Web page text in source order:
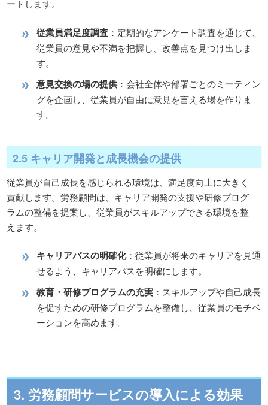
ートします。
従業員満足度調査 ：定期的なアンケート調査を通じて、
従業員の意見や不満を把握し、改善点を見つけ出しま
す。
意見交換の場の提供 ：会社全体や部署ごとのミーティン
グを企画し、従業員が自由に意見を言える場を作りま
す。
2.5 キャリア開発と成長機会の提供
従業員が自己成長を感じられる環境は、満足度向上に大きく
貢献します。労務顧問は、キャリア開発の支援や研修プログ
ラムの整備を提案し、従業員がスキルアップできる環境を整
えます。
キャリアパスの明確化：従業員が将来のキャリアを見通
せるよう、キャリアパスを明確にします。
教育・研修プログラムの充実 ：スキルアップや自己成長
を促すための研修プログラムを整備し、従業員のモチベ
ーションを高めます。
3. 労務顧問サービスの導入による効果